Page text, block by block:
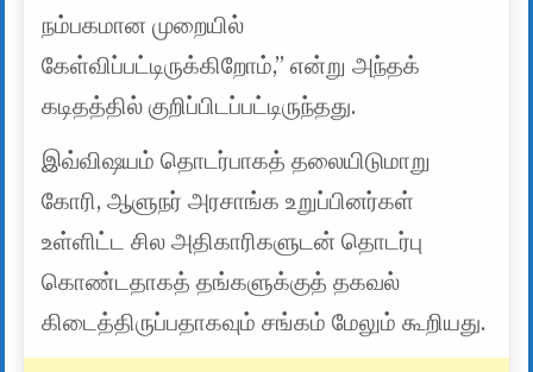
நம்பகமான முறையில்
கேள்விப்பட்டிருக்கிறோம்,” என்று அந்தக்
கடிதத்தில் குறிப்பிடப்பட்டிருந்தது.
இவ்விஷயம் தொடர்பாகத் தலையிடுமாறு
கோரி, ஆளுநர் அரசாங்க உறுப்பினர்கள்
உள்ளிட்ட சில அதிகாரிகளுடன் தொடர்பு
கொண்டதாகத் தங்களுக்குத் தகவல்
கிடைத்திருப்பதாகவும் சங்கம் மேலும் கூறியது.